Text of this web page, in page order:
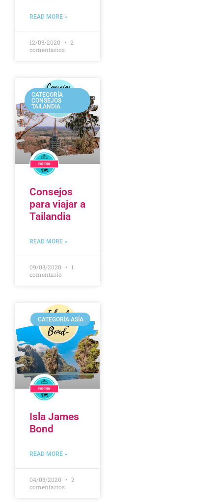
READ MORE »
12/03/2020
2
comentarios
CATEGORÍA
CONSEJOS
TAILANDIA
Consejos
para viajar a
Tailandia
READ MORE »
09/03/2020
1
comentario
CATEGORÍA ASÍA
Isla James
Bond
READ MORE »
04/03/2020
2
comentarios